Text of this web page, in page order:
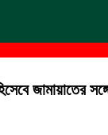
জামায়াতের